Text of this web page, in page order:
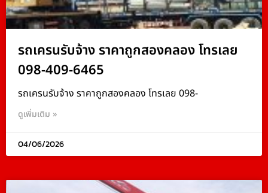
รถเครนรับจ้าง ราคาถูกสองคลอง โทรเลย
098-409-6465
รถเครนรับจ้าง ราคาถูกสองคลอง โทรเลย 098-
ดูเพิ่มเติม »
04/06/2026